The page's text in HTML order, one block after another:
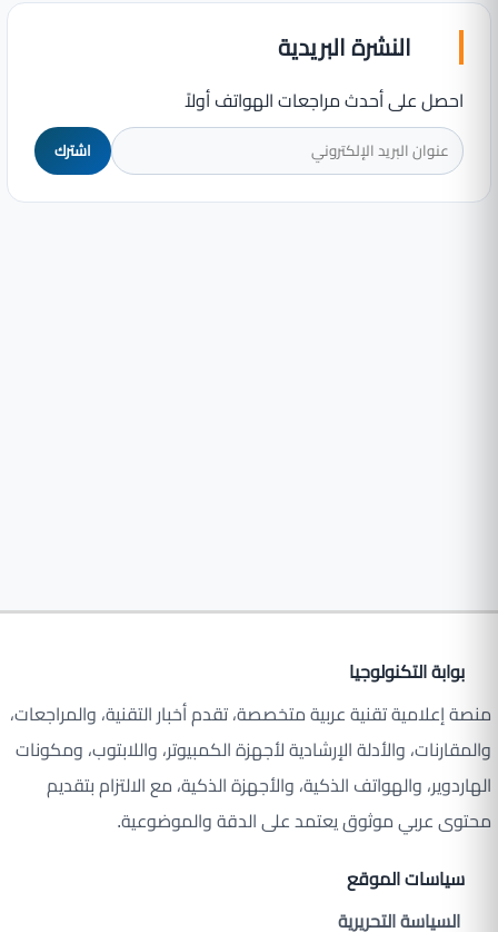
النشرة البريدية
احصل على أحدث مراجعات الهواتف أولاً
اشترك
بوابة التكنولوجيا
منصة إعلامية تقنية عربية متخصصة، تقدم أخبار التقنية، والمراجعات،
والمقارنات، والأدلة الإرشادية لأجهزة الكمبيوتر، واللابتوب، ومكونات
الهاردوير، والهواتف الذكية، والأجهزة الذكية، مع الالتزام بتقديم
محتوى عربي موثوق يعتمد على الدقة والموضوعية.
سياسات الموقع
السياسة التحريرية